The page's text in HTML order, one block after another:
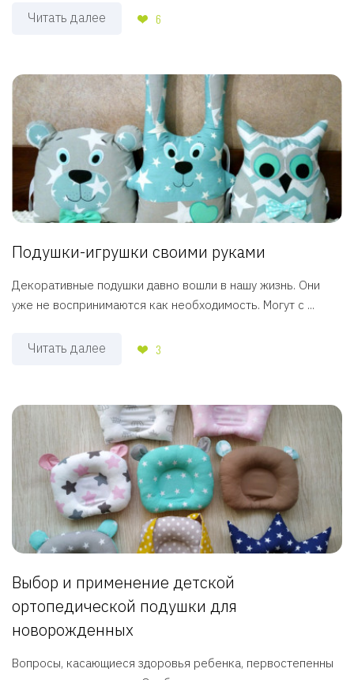
Читать далее 6
Подушки-игрушки своими руками
Декоративные подушки давно вошли в нашу жизнь. Они
уже не воспринимаются как необходимость. Могут с ...
Читать далее 3
Выбор и применение детской
ортопедической подушки для
новорожденных
Вопросы, касающиеся здоровья ребенка, первостепенны